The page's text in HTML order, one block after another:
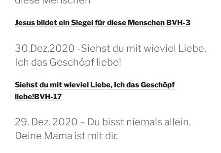
Jesus bildet ein Siegel für diese Menschen BVH-3
GEPLAATST
OP
30.Dez.2020 -Siehst du mit wieviel Liebe,
Ich das Geschöpf liebe!
Siehst du mit wieviel Liebe, Ich das Geschöpf
liebe!BVH-17
GEPLAATST
OP
29. Dez. 2020 – Du bisst niemals allein.
Deine Mama ist mit dir.